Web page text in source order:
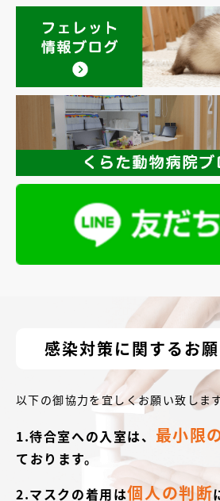
感染対策に関するお
以下の御協力を宜しくお願い致しま
1.待合室への入室は、 最小限
ております。
2.マスクの着用は個人の判断